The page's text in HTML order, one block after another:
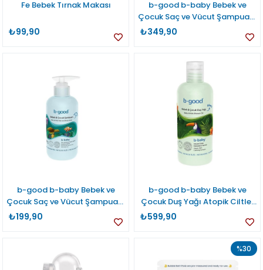
Fe Bebek Tırnak Makası
₺99,90
b-good b-baby Bebek ve
Çocuk Saç ve Vücut Şampuanı
₺349,90
b-good b-baby Bebek ve
Çocuk Saç ve Vücut Şampuanı
₺199,90
b-good b-baby Bebek ve
Çocuk Duş Yağı Atopik Ciltler
₺599,90
%30